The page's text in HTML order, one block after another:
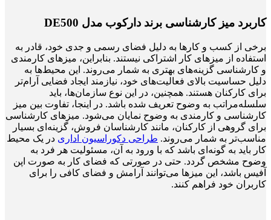
کاربرد میز کارشناسی برند دارکوب مدل DE500
برخی از کسب و کارها به دلیل فضای رسمی و جدی خود، قادر به
استفاده از میزهای کار اشتراکی نیستند. بنابراین، میزهای کارمندی
و کارشناسی گزینه‌های بهتری به شمار می‌روند. این محیط‌ها به
دلیل حساسیت بالای فعالیت‌های خود، نیازمند ایجاد فضایی آرام‌تر
برای کارکنان هستند. همچنین، در این نوع سازمان‌ها، باید
سلسله‌مراتب به وضوح تعریف شده باشد. در اینجا، تفاوت بین میز
کارشناسی و کارمندی به وضوح نمایان می‌شود. میزهای کارشناسی
برای گروهی از کارکنان، مانند کارشناسان فروش، گزینه‌ای بسیار
مناسب‌تر به شمار می‌روند. طراحی دکوراسیون اداری در یک محیط
کار باید به گونه‌ای باشد که با ورود به آن، مسئولیت هر فرد به
وضوح مشخص گردد. حتی در صورتی که فضای کار به صورت اپن
آفیس باشد، این میزها می‌توانند آرامش و فضای کافی را برای
کاربران خود فراهم کنند.